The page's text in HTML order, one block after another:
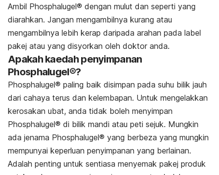
Ambil Phosphalugel® dengan mulut dan seperti yang
diarahkan. Jangan mengambilnya kurang atau
mengambilnya lebih kerap daripada arahan pada label
pakej atau yang disyorkan oleh doktor anda.
Apakah kaedah penyimpanan
Phosphalugel®?
Phosphalugel® paling baik disimpan pada suhu bilik jauh
dari cahaya terus dan kelembapan. Untuk mengelakkan
kerosakan ubat, anda tidak boleh menyimpan
Phosphalugel® di bilik mandi atau peti sejuk. Mungkin
ada jenama Phosphalugel® yang berbeza yang mungkin
mempunyai keperluan penyimpanan yang berlainan.
Adalah penting untuk sentiasa menyemak pakej produk